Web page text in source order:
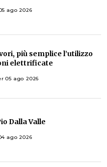
ago 2026
più semplice l’utilizzo
elettrificate
05 ago 2026
Dalla Valle
ago 2026